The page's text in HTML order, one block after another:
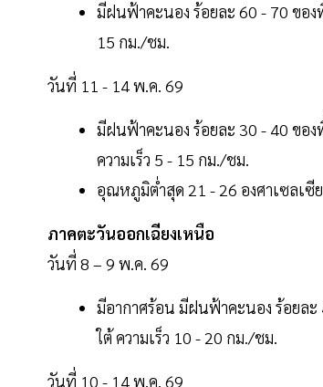
มีฝนฟ้าคะนอง ร้อยละ 60 - 70 ขอ
15 กม./ชม.
วันที่ 11 - 14 พ.ค. 69
มีฝนฟ้าคะนอง ร้อยละ 30 - 40 ขอ
ความเร็ว 5 - 15 กม./ชม.
อุณหภูมิต่ำสุด 21 - 26 องศาเซลเซี
ภาคตะวันออกเฉียงเหนือ
วันที่ 8 – 9 พ.ค. 69
มีอากาศร้อน มีฝนฟ้าคะนอง ร้อยล
ใต้ ความเร็ว 10 - 20 กม./ชม.
วันที่ 10 - 14 พ.ค. 69